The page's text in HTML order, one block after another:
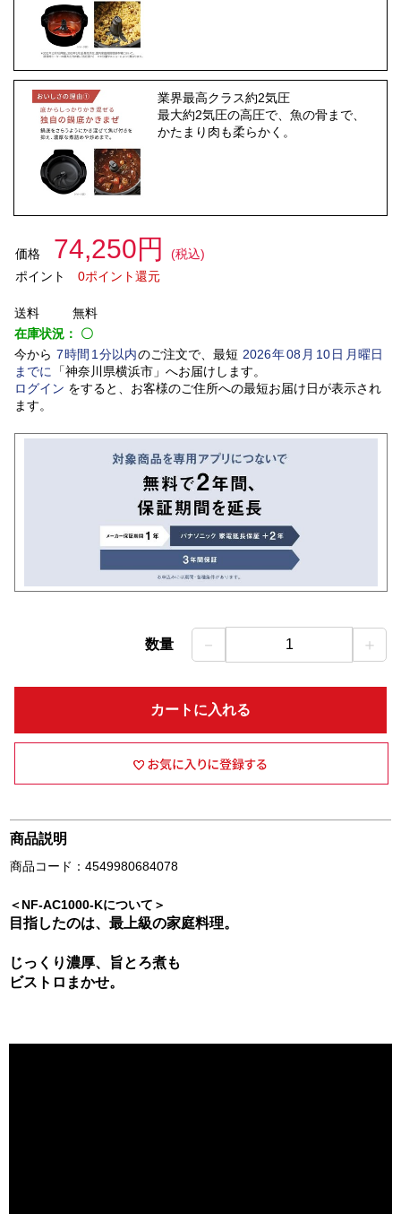
業界最高クラス約2気圧
最大約2気圧の高圧で、魚の骨まで、
かたまり肉も柔らかく。
価格 74,250円
(税込)
ポイント
0ポイント還元
送料
無料
在庫状況： 〇
今から 7時間 1 分以内のご注文で、最短 2026年08 月 10日月曜日
までに
「神奈川県横浜市」 へお届けします。
ログイン をすると、お客様のご住所への最短お届け日が表示され
ます。
数量 － 1 ＋
カートに入れる
商品説明
商品コード：4549980684078
＜NF-AC1000-Kについて＞
目指したのは、最上級の家庭料理。
じっくり濃厚、旨とろ煮も
ビストロまかせ。